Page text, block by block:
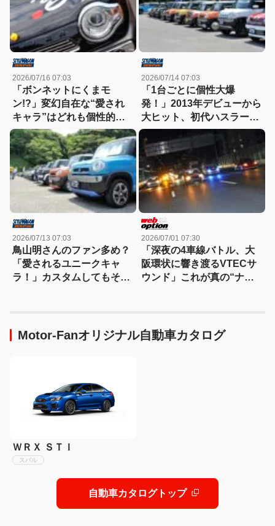
2026/07/16 07:03
「ボンネットにくまモ
ン!?」変幻自在な“愛され
キャラ”はどれも個性的！
【ハスラーカスタム】
2026/07/14 07:03
「1台ごとに個性大爆
発！」2013年デビューから
大ヒット、初代ハスラーの
魅力が詰まった熱いカスタ
ムミーティング
2026/07/13 07:03
鳥山明さんのファン多め？
「愛されるユニークキャ
ラ！」カスタムしてもその
2026/07/01 07:30
「深夜の4車線バトル、大
阪環状に響き渡るVTECサ
ウンド」これが真の“ナニ
Motor-Fanオリジナル自動車カタログ
ＷＲＸ ＳＴＩ
スバル
自動車カタログトップ